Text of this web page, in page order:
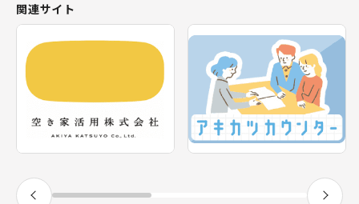
東北
関東
神奈川県
甲信越・北陸
東海
新着の空き家
テーマから探す
エリアから探す
関連サイト